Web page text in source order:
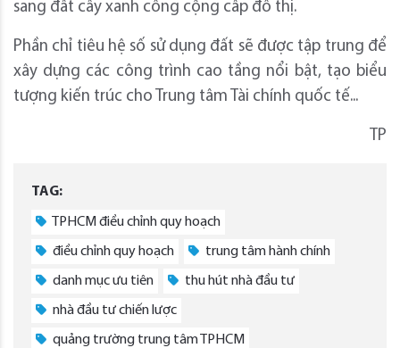
sang đất cây xanh công cộng cấp đô thị.
Phần chỉ tiêu hệ số sử dụng đất sẽ được tập trung để
xây dựng các công trình cao tầng nổi bật, tạo biểu
tượng kiến trúc cho Trung tâm Tài chính quốc tế...
TP
TAG:
TPHCM điều chỉnh quy hoạch
điều chỉnh quy hoạch trung tâm hành chính
danh mục ưu tiên thu hút nhà đầu tư
nhà đầu tư chiến lược
quảng trường trung tâm TPHCM